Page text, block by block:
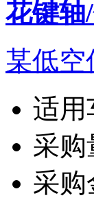
花键轴
某低空
适用
采购
采购